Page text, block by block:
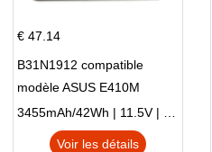
€ 47.14
B31N1912 compatible
modèle ASUS E410M
E410MA L410MA
Voir les détails